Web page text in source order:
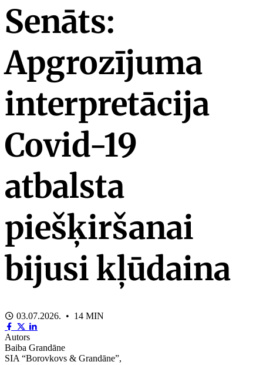
Senāts:
Apgrozījuma
interpretācija
Covid-19
atbalsta
piešķiršanai
bijusi kļūdaina
03.07.2026. • 14 MIN
Autors
Baiba Grandāne
SIA “Borovkovs & Grandāne”,